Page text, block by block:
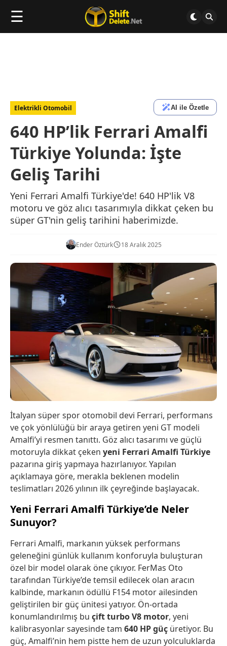
☰
Elektrikli Otomobil AI ile Özetle
640 HP’lik Ferrari Amalfi
Türkiye Yolunda: İşte
Geliş Tarihi
Yeni Ferrari Amalfi Türkiye'de! 640 HP'lik V8
motoru ve göz alıcı tasarımıyla dikkat çeken bu
süper GT'nin geliş tarihini haberimizde.
Ender Öztürk 18 Aralık 2025
İtalyan süper spor otomobil devi Ferrari, performans
ve çok yönlülüğü bir araya getiren yeni GT modeli
Amalfi’yi resmen tanıttı. Göz alıcı tasarımı ve güçlü
motoruyla dikkat çeken yeni Ferrari Amalfi Türkiye
pazarına giriş yapmaya hazırlanıyor. Yapılan
açıklamaya göre, merakla beklenen modelin
teslimatları 2026 yılının ilk çeyreğinde başlayacak.
Yeni Ferrari Amalfi Türkiye’de Neler
Sunuyor?
Ferrari Amalfi, markanın yüksek performans
geleneğini günlük kullanım konforuyla buluşturan
özel bir model olarak öne çıkıyor. FerMas Oto
tarafından Türkiye’de temsil edilecek olan aracın
kalbinde, markanın ödüllü F154 motor ailesinden
geliştirilen bir güç ünitesi yatıyor. Ön-ortada
konumlandırılmış bu çift turbo V8 motor, yeni
kalibrasyonlar sayesinde tam 640 HP güç üretiyor. Bu
güç, Amalfi’nin hem pistte hem de uzun yolculuklarda